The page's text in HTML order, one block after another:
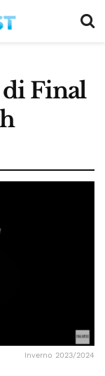
Final
Inverno 2023/2024